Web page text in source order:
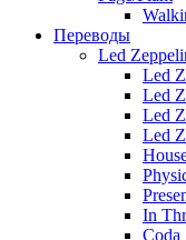
Переводы
Led
Led
Led
Led
Led
In
Coda